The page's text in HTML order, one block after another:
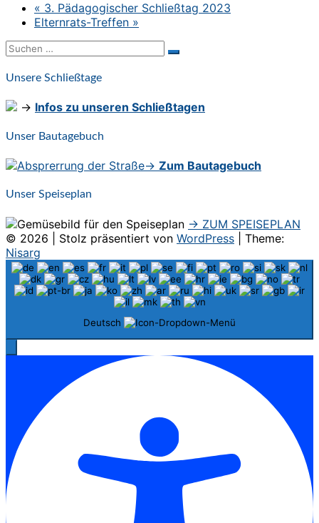
« 3. Pädagogischer Schließtag 2023
Elternrats-Treffen »
Suchen
nach:
Suchen
Unsere Schließtage
→ Infos zu unseren Schließtagen
Unser Bautagebuch
→ Zum Bautagebuch
Unser Speiseplan
→ ZUM SPEISEPLAN
© 2026
Stolz präsentiert von WordPress
Theme:
Nisarg
Deutsch